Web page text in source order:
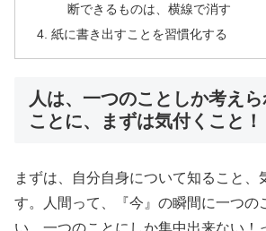
断できるものは、横線で消す
紙に書き出すことを習慣化する
人は、一つのことしか考え
ことに、まずは気付くこと！
まずは、自分自身について知ること、
す。人間って、『今』の瞬間に一つの